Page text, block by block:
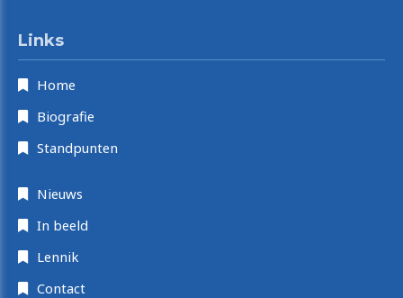
Links
Home
Biografie
Standpunten
Nieuws
In beeld
Lennik
Contact